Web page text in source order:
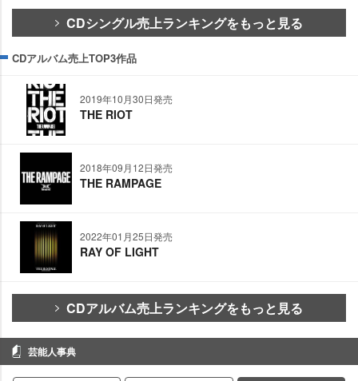
CDシングル売上ランキングをもっと見る
CDアルバム売上TOP3作品
2019年10月30日発売
THE RIOT
2018年09月12日発売
THE RAMPAGE
2022年01月25日発売
RAY OF LIGHT
CDアルバム売上ランキングをもっと見る
芸能人事典